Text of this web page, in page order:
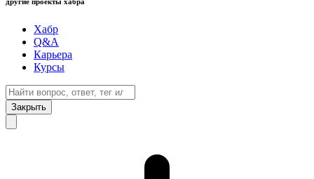
Хабр
Q&A
Карьера
Курсы
Закрыть